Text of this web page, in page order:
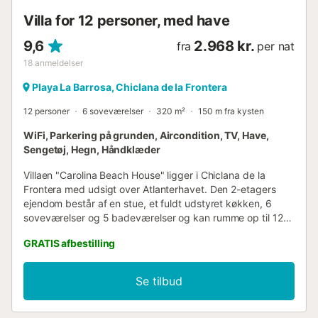
Villa for 12 personer, med have
9,6
18 anmeldelser
fra 2.968 kr. per nat
Playa La Barrosa, Chiclana de la Frontera
12 personer 6 soveværelser 320 m² 150 m fra kysten
WiFi, Parkering på grunden, Aircondition, TV, Have,
Sengetøj, Hegn, Håndklæder
Villaen "Carolina Beach House" ligger i Chiclana de la
Frontera med udsigt over Atlanterhavet. Den 2-etagers
ejendom består af en stue, et fuldt udstyret køkken, 6
soveværelser og 5 badeværelser og kan rumme op til 12
dedikeret arbejdsområde til hjemmekontor, et smart-tv
med streamingtjenester, aircondition og en vaskemaskine.
En babyseng og en barnestol er også tilgængelig.
Ejendommen kan prale af et hyggeligt og veludstyret
privat udendørsområde med have, en åben terrasse, en
GRATIS afbestilling
Se tilbud